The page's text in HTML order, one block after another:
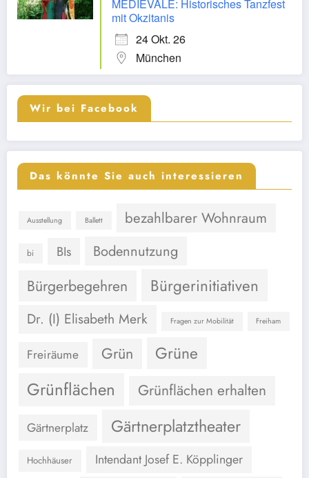
MEDIEVALE: Historisches Tanzfest
mit Okzitanis
24 Okt. 26
München
Wir bei Facebook
Das könnte Sie auch interessieren
Ausstellung Ballett bezahlbarer Wohnraum
bi BIs Bodennutzung
Bürgerbegehren Bürgerinitiativen
Dr. (I) Elisabeth Merk Fragen zur Mobilität Freiham
Freiräume Grün Grüne
Grünflächen Grünflächen erhalten
Gärtnerplatz Gärtnerplatztheater
Hochhäuser
Intendant Josef E. Köpplinger